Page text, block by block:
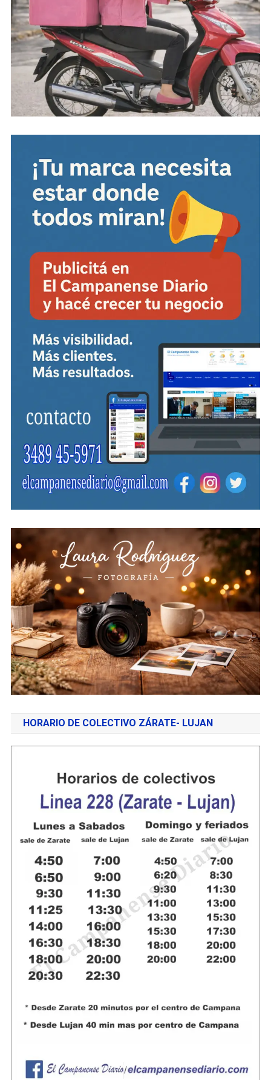
HORARIO DE COLECTIVO ZÁRATE- LUJAN